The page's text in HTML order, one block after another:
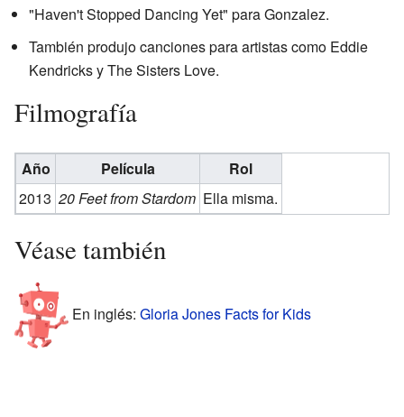
"Haven't Stopped Dancing Yet" para Gonzalez.
También produjo canciones para artistas como Eddie
Kendricks y The Sisters Love.
Filmografía
Año Película
Rol
2013 20 Feet from Stardom Ella misma.
Véase también
En inglés: Gloria Jones Facts for Kids